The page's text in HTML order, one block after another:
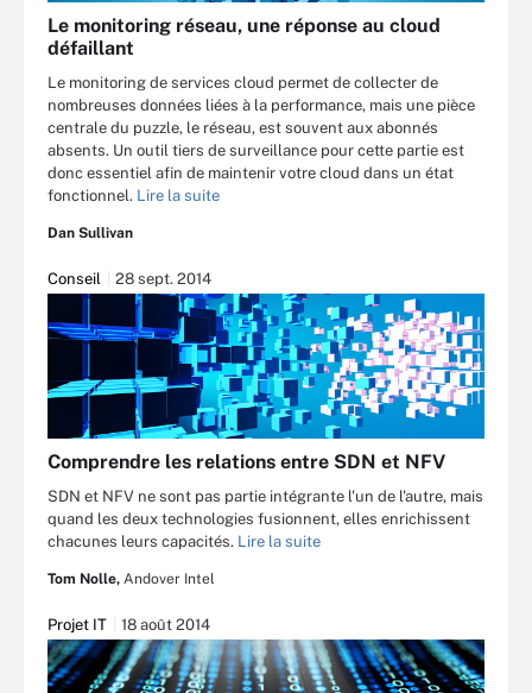
Le monitoring réseau, une réponse au cloud
défaillant
Le monitoring de services cloud permet de collecter de
nombreuses données liées à la performance, mais une pièce
centrale du puzzle, le réseau, est souvent aux abonnés
absents. Un outil tiers de surveillance pour cette partie est
donc essentiel afin de maintenir votre cloud dans un état
fonctionnel. Lire la suite
Dan Sullivan
Conseil 28 sept. 2014
Comprendre les relations entre SDN et NFV
SDN et NFV ne sont pas partie intégrante l'un de l'autre, mais
quand les deux technologies fusionnent, elles enrichissent
chacunes leurs capacités. Lire la suite
Tom Nolle, Andover Intel
Projet IT 18 août 2014